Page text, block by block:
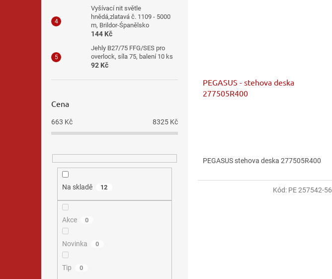
Vyšívací nit světle
hnědá,zlatavá č. 1109 - 5000
m, Brildor-Śpanělsko
144 Kč
Jehly B27/75 FFG/SES pro
overlock, síla 75, balení 10 ks
92 Kč
Cena
663 Kč 8325 Kč
Na skladě 12
Akce 0
Novinka 0
Tip 0
PEGASUS - stehova deska
277505R400
PEGASUS stehova deska 277505R400
Kód: PE 257542-56